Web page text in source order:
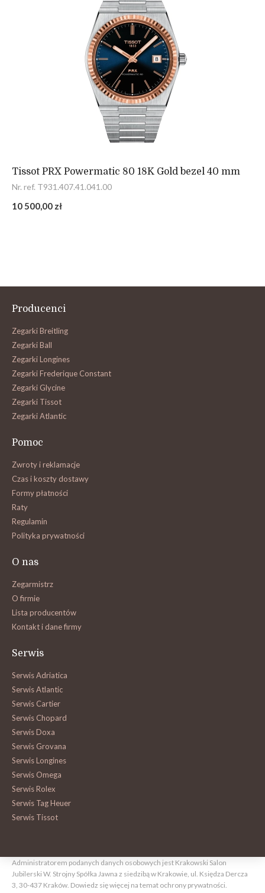
Tissot PRX Powermatic 80 18K Gold bezel 40 mm
Nr. ref. T931.407.41.041.00
10 500,00 zł
Producenci
Zegarki Breitling
Zegarki Ball
Zegarki Longines
Zegarki Frederique Constant
Zegarki Glycine
Zegarki Tissot
Zegarki Atlantic
Pomoc
Zwroty i reklamacje
Czas i koszty dostawy
Formy płatności
Raty
Regulamin
Polityka prywatności
O nas
Zegarmistrz
O firmie
Lista producentów
Kontakt i dane firmy
Serwis
Serwis Adriatica
Serwis Atlantic
Serwis Cartier
Serwis Chopard
Serwis Doxa
Serwis Grovana
Serwis Longines
Serwis Omega
Serwis Rolex
Serwis Tag Heuer
Serwis Tissot
Administratorem podanych danych osobowych jest Krakowski Salon
Jubilerski W. Strojny Spółka Jawna z siedzibą w Krakowie, ul. Księdza Dercza
3, 30-437 Kraków. Dowiedz się więcej na temat ochrony prywatności.